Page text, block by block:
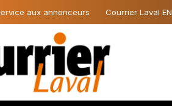
aux annonceurs Courrier Laval EN